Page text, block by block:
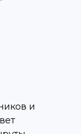
и